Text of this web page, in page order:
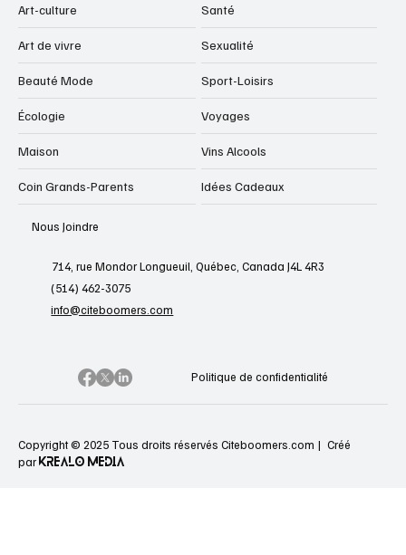
Art-culture
Art de vivre
Beauté Mode
Écologie
Maison
Coin Grands-Parents
Santé
Sexualité
Sport-Loisirs
Voyages
Vins Alcools
Idées Cadeaux
Nous Joindre
714, rue Mondor Longueuil, Québec, Canada J4L 4R3
(514) 462-3075
info@citeboomers.com
Politique de confidentialité
Copyright © 2025 Tous droits réservés Citeboomers.com | Créé
par KREALO MEDIA